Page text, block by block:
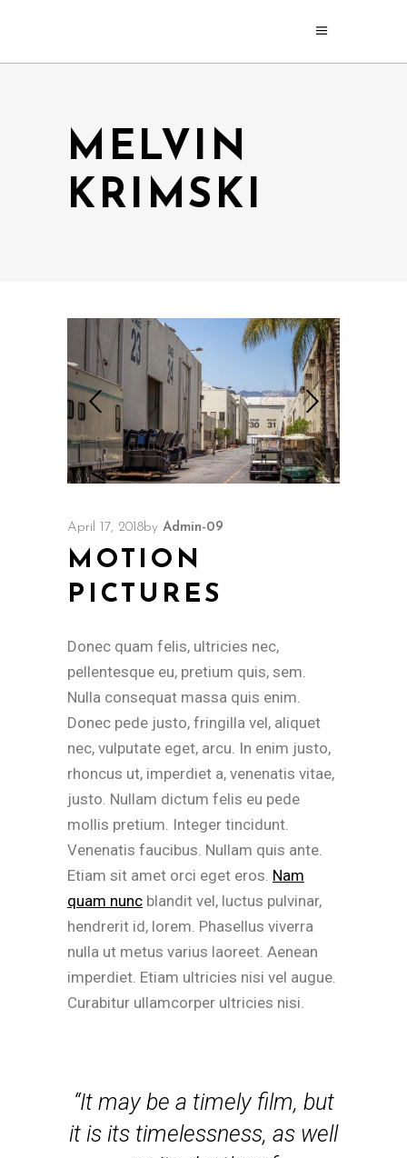
MELVIN
KRIMSKI
April 17, 2018by Admin-09
MOTION
PICTURES
Donec quam felis, ultricies nec,
pellentesque eu, pretium quis, sem.
Nulla consequat massa quis enim.
Donec pede justo, fringilla vel, aliquet
nec, vulputate eget, arcu. In enim justo,
rhoncus ut, imperdiet a, venenatis vitae,
justo. Nullam dictum felis eu pede
mollis pretium. Integer tincidunt.
Venenatis faucibus. Nullam quis ante.
Etiam sit amet orci eget eros. Nam
quam nunc blandit vel, luctus pulvinar,
hendrerit id, lorem. Phasellus viverra
nulla ut metus varius laoreet. Aenean
imperdiet. Etiam ultricies nisi vel augue.
Curabitur ullamcorper ultricies nisi.
“It may be a timely film, but
it is its timelessness, as well